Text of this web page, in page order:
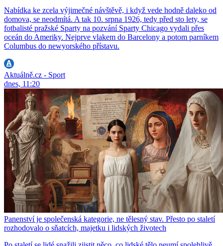
Nabídka ke zcela výjimečné návštěvě, i když vede hodně daleko od
domova, se neodmítá. A tak 10. srpna 1926, tedy před sto lety, se
fotbalisté pražské Sparty na pozvání Sparty Chicago vydali přes
oceán do Ameriky. Nejprve vlakem do Barcelony a potom parníkem
Columbus do newyorského přístavu.
Aktuálně.cz - Sport
dnes, 11:20
Panenství je společenská kategorie, ne tělesný stav. Přesto po staletí
rozhodovalo o sňatcích, majetku i lidských životech